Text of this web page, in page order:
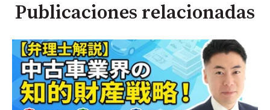
Publicaciones relacionadas